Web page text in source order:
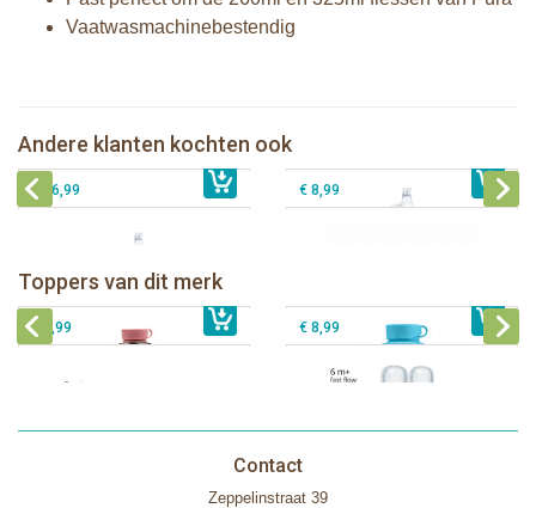
Vaatwasmachinebestendig
Andere klanten kochten ook
€ 8,99
Pura tuitfles 325 ml + rose sleeve
€ 26,99 € 8,99
Toppers van dit merk
Pura thermos sportfles 475 ml +
unicorn sleeve
€ 40,99Pura silicone tuit 2 stuks
€ 9,99 € 8,99
Contact
Zeppelinstraat 39